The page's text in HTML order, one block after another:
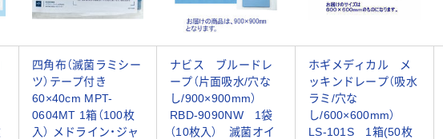
四角布（滅菌ラミシー
ツ）テープ付き
60×40cm MPT-
0604MT 1箱（100枚
入） メドライン・ジャ
ナビス ブルードレ
ープ（片面吸水/穴な
し/900×900mm）
RBD-9090NW 1袋
（10枚入） 滅菌オイ
ホギメディカル メ
ッキンドレープ（吸水
ラミ/穴な
し/600×600mm）
LS‐101S 1箱(50枚